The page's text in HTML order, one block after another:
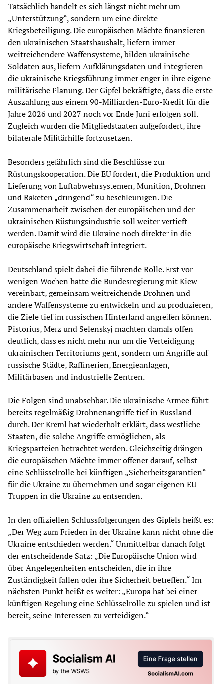
Tatsächlich handelt es sich längst nicht mehr um
„Unterstützung“, sondern um eine direkte
Kriegsbeteiligung. Die europäischen Mächte finanzieren
den ukrainischen Staatshaushalt, liefern immer
weitreichendere Waffensysteme, bilden ukrainische
Soldaten aus, liefern Aufklärungsdaten und integrieren
die ukrainische Kriegsführung immer enger in ihre eigene
militärische Planung. Der Gipfel bekräftigte, dass die erste
Auszahlung aus einem 90-Milliarden-Euro-Kredit für die
Jahre 2026 und 2027 noch vor Ende Juni erfolgen soll.
Zugleich wurden die Mitgliedstaaten aufgefordert, ihre
bilaterale Militärhilfe fortzusetzen.
Besonders gefährlich sind die Beschlüsse zur
Rüstungskooperation. Die EU fordert, die Produktion und
Lieferung von Luftabwehrsystemen, Munition, Drohnen
und Raketen „dringend“ zu beschleunigen. Die
Zusammenarbeit zwischen der europäischen und der
ukrainischen Rüstungsindustrie soll weiter vertieft
werden. Damit wird die Ukraine noch direkter in die
europäische Kriegswirtschaft integriert.
Deutschland spielt dabei die führende Rolle. Erst vor
wenigen Wochen hatte die Bundesregierung mit Kiew
vereinbart, gemeinsam weitreichende Drohnen und
andere Waffensysteme zu entwickeln und zu produzieren,
die Ziele tief im russischen Hinterland angreifen können.
Pistorius, Merz und Selenskyj machten damals offen
deutlich, dass es nicht mehr nur um die Verteidigung
ukrainischen Territoriums geht, sondern um Angriffe auf
russische Städte, Raffinerien, Energieanlagen,
Militärbasen und industrielle Zentren.
Die Folgen sind unabsehbar. Die ukrainische Armee führt
bereits regelmäßig Drohnenangriffe tief in Russland
durch. Der Kreml hat wiederholt erklärt, dass westliche
Staaten, die solche Angriffe ermöglichen, als
Kriegsparteien betrachtet werden. Gleichzeitig drängen
die europäischen Mächte immer offener darauf, selbst
eine Schlüsselrolle bei künftigen „Sicherheitsgarantien“
für die Ukraine zu übernehmen und sogar eigenen EU-
Truppen in die Ukraine zu entsenden.
In den offiziellen Schlussfolgerungen des Gipfels heißt es:
„Der Weg zum Frieden in der Ukraine kann nicht ohne die
Ukraine entschieden werden.“ Unmittelbar danach folgt
der entscheidende Satz: „Die Europäische Union wird
über Angelegenheiten entscheiden, die in ihre
Zuständigkeit fallen oder ihre Sicherheit betreffen.“ Im
nächsten Punkt heißt es weiter: „Europa hat bei einer
künftigen Regelung eine Schlüsselrolle zu spielen und ist
bereit, seine Interessen zu verteidigen.“